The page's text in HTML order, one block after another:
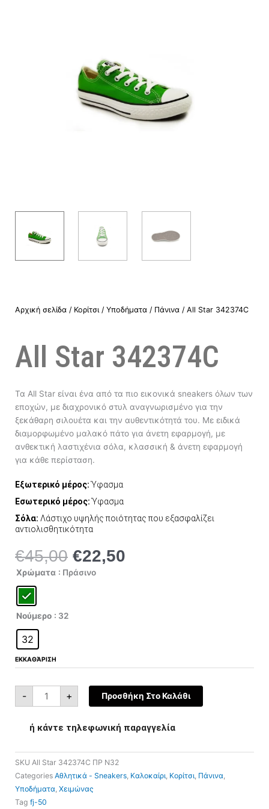
Αρχική σελίδα / Κορίτσι / Υποδήματα / Πάνινα / All Star 342374C
All Star 342374C
Τα All Star είναι ένα από τα πιο εικονικά sneakers όλων των
εποχών, με διαχρονικό στυλ αναγνωρισμένο για την
ξεκάθαρη σιλουέτα και την αυθεντικότητά του. Με ειδικά
διαμορφωμένο μαλακό πάτο για άνετη εφαρμογή, με
ανθεκτική λαστιχένια σόλα, κλασσική & άνετη εφαρμογή
για κάθε περίσταση.
Εξωτερικό μέρος:Ύφασμα
Εσωτερικό μέρος:Ύφασμα
Σόλα: Λάστιχο υψηλής ποιότητας που εξασφαλίζει
αντιολισθητικότητα
€45,00 Original
price
€22,50
Χρώματα : Πράσινο
Νούμερο : 32
32
ΕΚΚΑΘΆΡΙΣΗ
-
Star
ποσότητα
+ Προσθήκη Στο Καλάθι
ή κάντε τηλεφωνική παραγγελία
SKU All Star 342374C ΠΡ N32
Categories Αθλητικά - Sneakers Καλοκαίρι Κορίτσι Πάνινα
Υποδήματα Χειμώνας
Tag fj-50